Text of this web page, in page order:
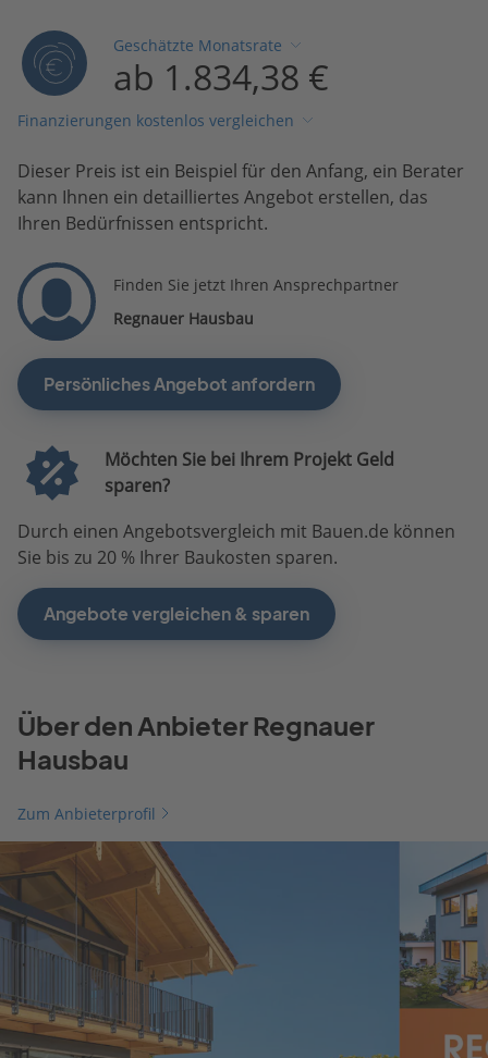
Geschätzte Monatsrate
ab 1.834,38 €
Finanzierungen kostenlos vergleichen
Dieser Preis ist ein Beispiel für den Anfang, ein Berater
kann Ihnen ein detailliertes Angebot erstellen, das
Ihren Bedürfnissen entspricht.
Finden Sie jetzt Ihren Ansprechpartner
Regnauer Hausbau
Persönliches Angebot anfordern
Möchten Sie bei Ihrem Projekt Geld
sparen?
Durch einen Angebotsvergleich mit Bauen.de können
Sie bis zu 20 % Ihrer Baukosten sparen.
Angebote vergleichen & sparen
Über den Anbieter Regnauer
Hausbau
Zum Anbieterprofil